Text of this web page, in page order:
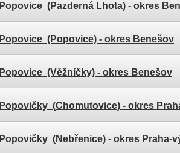
Popovice (Pazderná Lhota) - okres
Popovice (Popovice) - okres Benešov
Popovice (Věžníčky) - okres Benešov
Popovičky (Chomutovice) - okres
Popovičky (Nebřenice) - okres Praha-